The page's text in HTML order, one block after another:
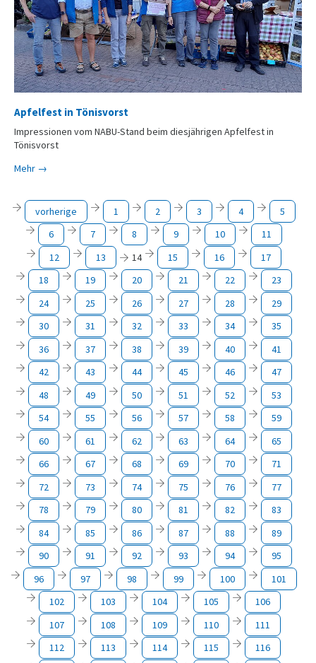
Apfelfest in Tönisvorst
Impressionen vom NABU-Stand beim diesjährigen Apfelfest in
Tönisvorst
Mehr →
vorherige 1 2 3 4
5
6
7 8 9 10
11
12
13 14 15 16
17
18
19 20 21 22
23
24
25 26 27 28
29
30
31 32 33 34
35
36
37 38 39 40
41
42
43 44 45 46
47
48
49 50 51 52
53
54
55 56 57 58
59
60
61 62 63 64
65
66
67 68 69 70
71
72
73 74 75 76
77
78
79 80 81 82
83
84
85 86 87 88
89
90
91 92 93 94
95
96
97 98 99 100
101
102
103 104 105
106
107
108 109 110
111
112
113 114 115
116